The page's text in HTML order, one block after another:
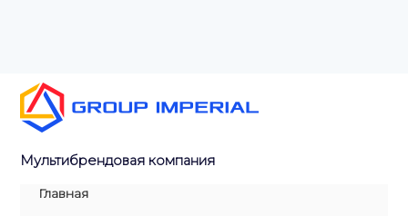
Мультибрендовая компания
Главная